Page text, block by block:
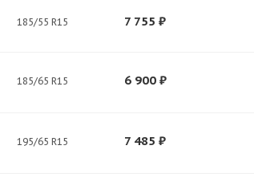
185/55 R15 7 755 ₽
185/65 R15 6 900 ₽
195/65 R15 7 485 ₽